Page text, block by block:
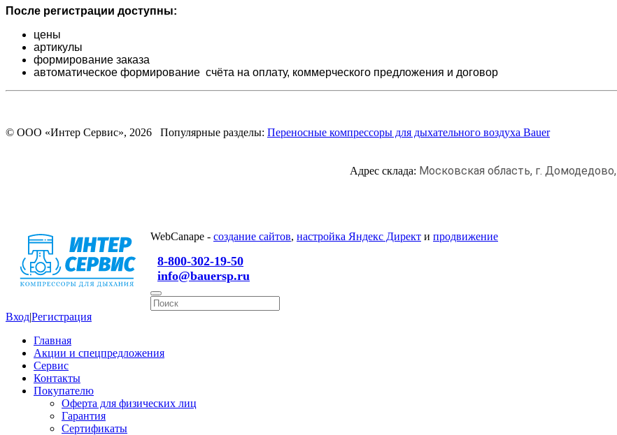
После регистрации доступны:
цены
артикулы
формирование заказа
автоматическое формирование счёта на оплату, коммерческого предложения и договор
© ООО «Интер Сервис», 2026 Популярные разделы: Переносные компрессоры для дыхательного воздуха Bauer
Адрес склада: Московская область, г. Домодедово,
WebCanape - создание сайтов, настройка Яндекс Директ и продвижение
8-800-302-19-50
info@bauersp.ru
Вход|Регистрация
Главная
Акции и спецпредложения
Сервис
Контакты
Покупателю
Оферта для физических лиц
Гарантия
Сертификаты